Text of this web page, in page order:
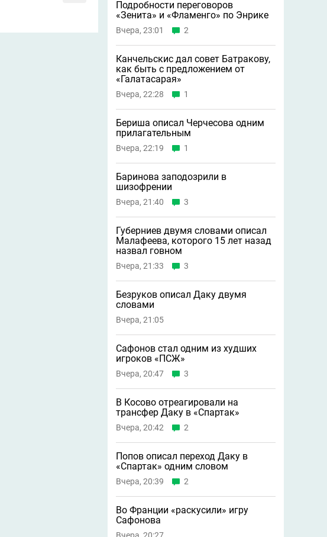
Подробности переговоров
«Зенита» и «Фламенго» по Энрике
Вчера, 23:01 2
Канчельскис дал совет Батракову,
как быть с предложением от
«Галатасарая»
Вчера, 22:28 1
Бериша описал Черчесова одним
прилагательным
Вчера, 22:19 1
Баринова заподозрили в
шизофрении
Вчера, 21:40 3
Губерниев двумя словами описал
Малафеева, которого 15 лет назад
назвал говном
Вчера, 21:33 3
Безруков описал Даку двумя
словами
Вчера, 21:05
Сафонов стал одним из худших
игроков «ПСЖ»
Вчера, 20:47 3
В Косово отреагировали на
трансфер Даку в «Спартак»
Вчера, 20:42 2
Попов описал переход Даку в
«Спартак» одним словом
Вчера, 20:39 2
Во Франции «раскусили» игру
Сафонова